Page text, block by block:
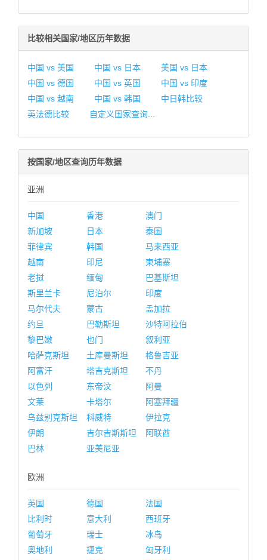
比较相关国家/地区历年数据
中国 vs 美国 中国 vs 日本
美国 vs 日本
中国 vs 德国
中国 vs 英国
中国 vs 印度
中国 vs 越南
中国 vs 韩国
中日韩比较
英法德比较
自定义国家查询...
按国家/地区查询历年数据
亚洲
中国 香港
澳门
新加坡
日本
泰国
菲律宾
韩国
马来西亚
越南
印尼
柬埔寨
老挝
缅甸
巴基斯坦
斯里兰卡
尼泊尔
印度
马尔代夫
蒙古
孟加拉
约旦
巴勒斯坦
沙特阿拉伯
黎巴嫩
也门
叙利亚
哈萨克斯坦
土库曼斯坦
格鲁吉亚
阿富汗
塔吉克斯坦
不丹
以色列
东帝汶
阿曼
文莱
卡塔尔
阿塞拜疆
乌兹别克斯坦
科威特
伊拉克
伊朗
吉尔吉斯斯坦
阿联酋
巴林
亚美尼亚
欧洲
英国 德国
法国
比利时
意大利
西班牙
葡萄牙
瑞士
冰岛
奥地利
捷克
匈牙利